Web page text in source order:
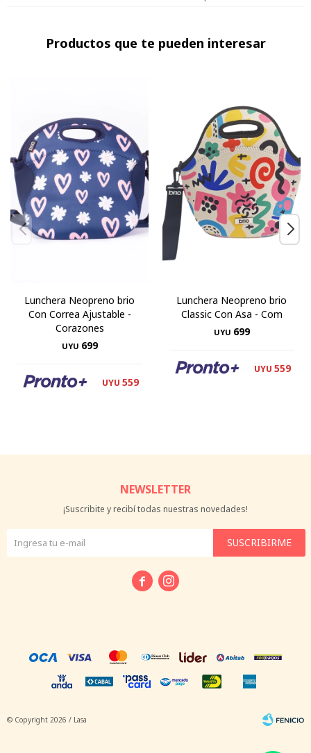
Productos que te pueden interesar
Lunchera Neopreno brio
Con Correa Ajustable -
Corazones
UYU 699
UYU 559
Lunchera Neopreno brio
Classic Con Asa - Com
UYU 699
UYU 559
NEWSLETTER
¡Suscribite y recibí todas nuestras novedades!
SUSCRIBIRME
 
© Copyright 2026 / Lasa